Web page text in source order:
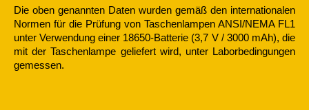
Die oben genannten Daten wurden gemäß den internationalen
Normen für die Prüfung von Taschenlampen ANSI/NEMA FL1
unter Verwendung einer 18650-Batterie (3,7 V / 3000 mAh), die
mit der Taschenlampe geliefert wird, unter Laborbedingungen
gemessen.